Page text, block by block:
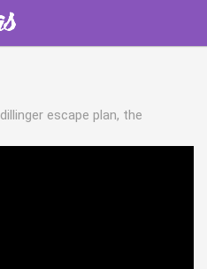
dillinger escape plan, the